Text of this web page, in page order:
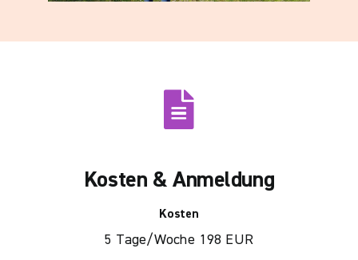
Kosten & Anmeldung
Kosten
5 Tage/Woche 198 EUR